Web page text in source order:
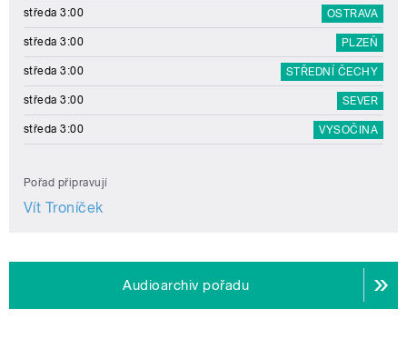
středa 3:00 OSTRAVA
středa 3:00 PLZEŇ
středa 3:00 STŘEDNÍ ČECHY
středa 3:00 SEVER
středa 3:00 VYSOČINA
Pořad připravují
Vít Troníček
Audioarchiv pořadu